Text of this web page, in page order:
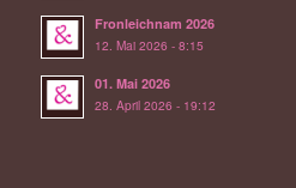
Fronleichnam 2026
12. Mai 2026 - 8:15
01. Mai 2026
28. April 2026 - 19:12